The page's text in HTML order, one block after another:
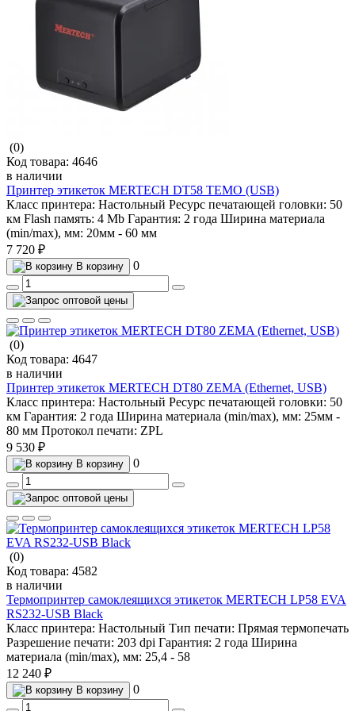
(0)
Код товара: 4646
в наличии
Принтер этикеток MERTECH DT58 TEMO (USB)
Класс принтера: Настольный Ресурс печатающей головки: 50
км Flash память: 4 Mb Гарантия: 2 года Ширина материала
(min/max), мм: 20мм - 60 мм
7 720 ₽
В корзину 0
(0)
Код товара: 4647
в наличии
Принтер этикеток MERTECH DT80 ZEMA (Ethernet, USB)
Класс принтера: Настольный Ресурс печатающей головки: 50
км Гарантия: 2 года Ширина материала (min/max), мм: 25мм -
80 мм Протокол печати: ZPL
9 530 ₽
В корзину 0
(0)
Код товара: 4582
в наличии
Термопринтер самоклеящихся этикеток MERTECH LP58 EVA
RS232-USB Black
Класс принтера: Настольный Тип печати: Прямая термопечать
Разрешение печати: 203 dpi Гарантия: 2 года Ширина
материала (min/max), мм: 25,4 - 58
12 240 ₽
В корзину 0